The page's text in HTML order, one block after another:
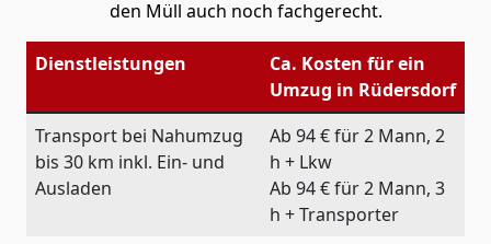
den Müll auch noch fachgerecht.
Dienstleistungen
Ca. Kosten für ein
Umzug in Rüdersdorf
Transport bei Nahumzug
bis 30 km inkl. Ein- und
Ausladen
Ab 94 € für 2 Mann, 2
h + Lkw
Ab 94 € für 2 Mann, 3
h + Transporter